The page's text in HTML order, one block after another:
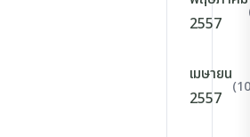
2557
เมษายน
2557